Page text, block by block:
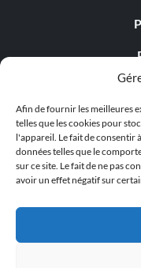
Afin de fournir les meilleures
telles que les cookies pour
l'appareil. Le fait de consentir
données telles que le
sur ce site. Le fait de ne pas
avoir un effet négatif sur